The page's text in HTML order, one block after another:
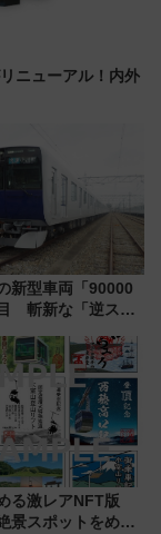
ニューアル！内外
新型車両「90000
斬新な「逆スラ
間に注目、デビュ
る激レアNFT版
景スポットをめぐ